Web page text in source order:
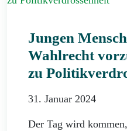
Jungen
Wahlrecht
zu
31. Januar 2024
Der Tag wird